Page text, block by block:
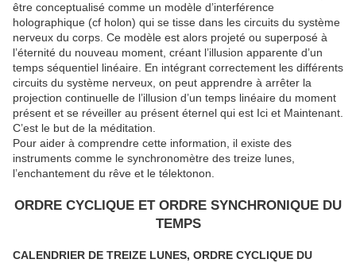
être conceptualisé comme un modèle d’interférence
holographique (cf holon) qui se tisse dans les circuits du système
nerveux du corps. Ce modèle est alors projeté ou superposé à
l’éternité du nouveau moment, créant l’illusion apparente d’un
temps séquentiel linéaire. En intégrant correctement les différents
circuits du système nerveux, on peut apprendre à arrêter la
projection continuelle de l’illusion d’un temps linéaire du moment
présent et se réveiller au présent éternel qui est Ici et Maintenant.
C’est le but de la méditation.
Pour aider à comprendre cette information, il existe des
instruments comme le synchronomètre des treize lunes,
l’enchantement du rêve et le télektonon.
ORDRE CYCLIQUE ET ORDRE SYNCHRONIQUE DU
TEMPS
CALENDRIER DE TREIZE LUNES, ORDRE CYCLIQUE DU